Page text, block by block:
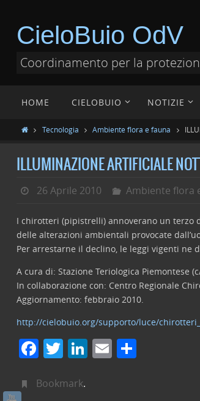
CieloBuio OdV
Coordinamento per la
HOME CIELOBUIO NOTIZIE
Tecnologia Ambiente flora e fauna
ILLUMINAZIONE ARTIFICIALE
26 Aprile 2010 Ambiente flora
I chirotteri (pipistrelli) annoverano un terzo
delle alterazioni ambientali provocate
Per arrestarne il declino, le leggi vigenti ne
A cura di: Stazione Teriologica Piemontese
In collaborazione con: Centro Regionale
Aggiornamento: febbraio 2010.
http://cielobuio.org/supporto/luce/
F
c
T
itt
Li E
Bookmark.